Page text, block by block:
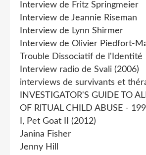
Interview de Fritz Springmeier
Interview de Jeannie Riseman
Interview de Lynn Shirmer
Interview de Olivier Piedfort-
Trouble Dissociatif de l'Identité
Interview radio de Svali (2006)
interviews de survivants et
INVESTIGATOR'S GUIDE TO
OF RlTUAL CHILD ABUSE -
I, Pet Goat II (2012)
Janina Fisher
Jenny Hill